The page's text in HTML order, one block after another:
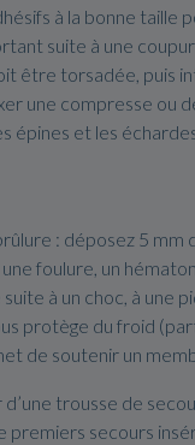
à la bonne taille
suite à une
être torsadée, puis
une compresse ou
épines et les
: déposez 5 mm
foulure, un
à un choc, à une
protège du froid
de soutenir un
trousse de
premiers secours